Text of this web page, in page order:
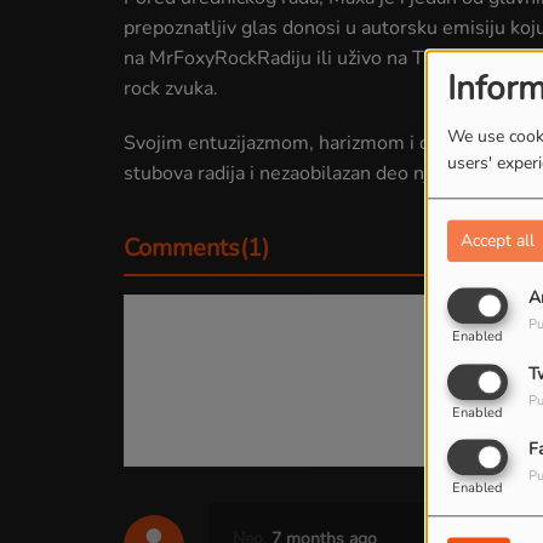
We use
users'
Accept all
Enabled
Enabled
Enabled
prepoznatljiv glas donosi u autorsku emisiju
na MrFoxyRockRadiju ili uživo na TikToku, gde
rock zvuka.
Svojim entuzijazmom, harizmom i dubokim
stubova radija i nezaobilazan deo njegove priče.
Comments(1)